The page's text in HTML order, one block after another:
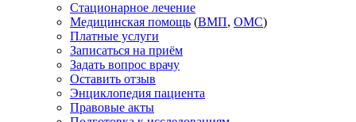
Стационарное лечение
Медицинская помощь (ВМП, ОМС)
Платные услуги
Записаться на приём
Задать вопрос врачу
Оставить отзыв
Энциклопедия пациента
Правовые акты